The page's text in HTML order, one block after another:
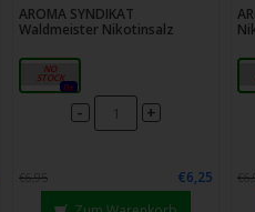
AROMA SYNDIKAT
Waldmeister Nikotinsalz
18mg
0x
- +
€6,95
€6,25